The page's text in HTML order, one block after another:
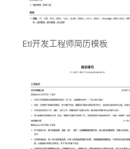
Etl开发工程师简历模板